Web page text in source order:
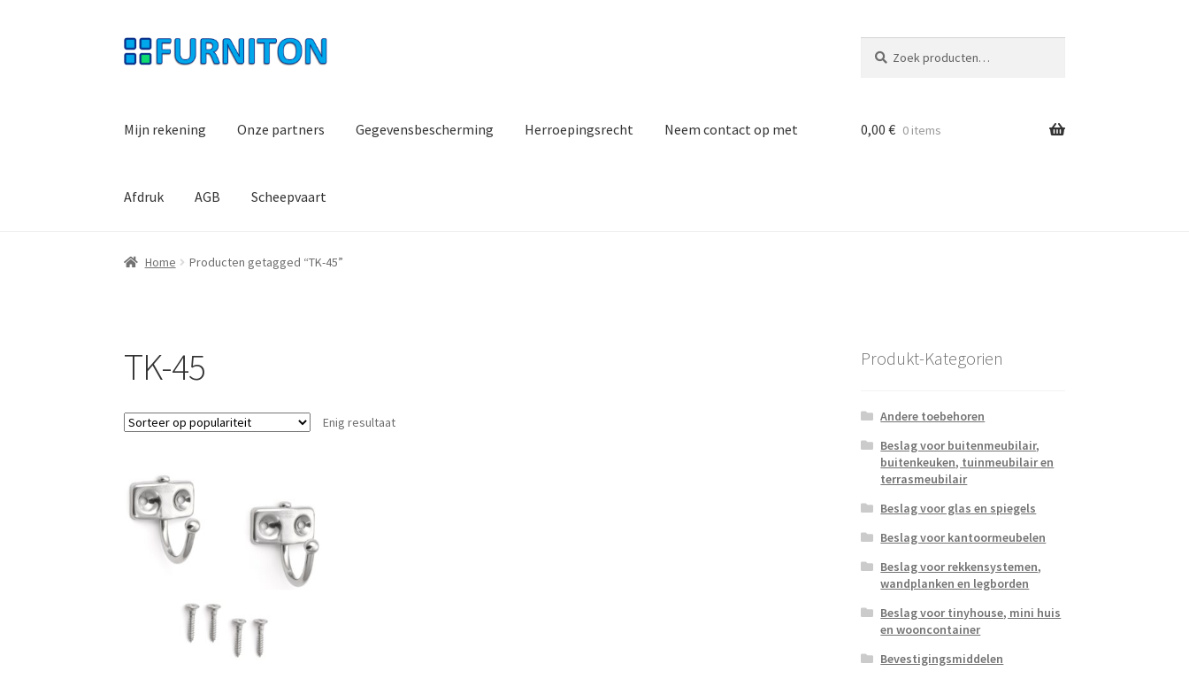
Ga
door
Ga
naar
naar:
Mijn rekening Onze partners Gegevensbescherming Herroepingsrecht Neem contact op met
Afdruk AGB Scheepvaart
0,00 € 0 items
Home Producten getagged “TK-45”
TK-45
Enig resultaat
Produkt-Kategorien
Andere toebehoren
Beslag voor buitenmeubilair,
buitenkeuken, tuinmeubilair en
terrasmeubilair
Beslag voor glas en spiegels
Beslag voor kantoormeubelen
Beslag voor rekkensystemen,
wandplanken en legborden
Beslag voor tinyhouse, mini huis
en wooncontainer
Bevestigingsmiddelen